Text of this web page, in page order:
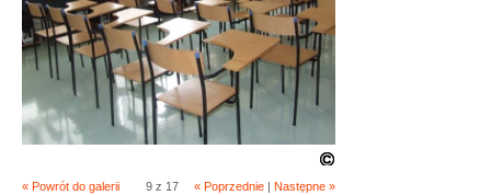
« Powrót do galerii 9 z 17 « Poprzednie| Następne »